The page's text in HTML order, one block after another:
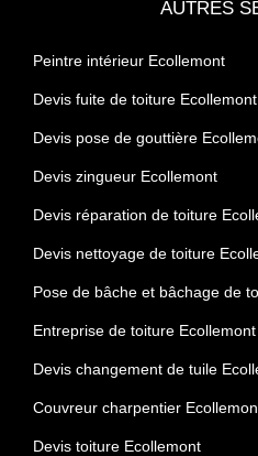
AUTRES
Peintre intérieur Ecollemont
Devis fuite de toiture Ecollemont
Devis pose de gouttière
Devis zingueur Ecollemont
Devis réparation de toiture
Devis nettoyage de toiture
Pose de bâche et bâchage de
Entreprise de toiture Ecollemont
Devis changement de tuile
Couvreur charpentier
Devis toiture Ecollemont